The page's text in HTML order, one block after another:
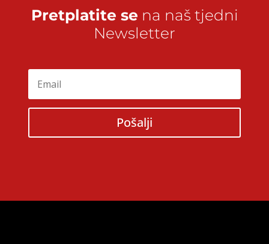
Pretplatite se na naš tjedni
Newsletter
Pošalji